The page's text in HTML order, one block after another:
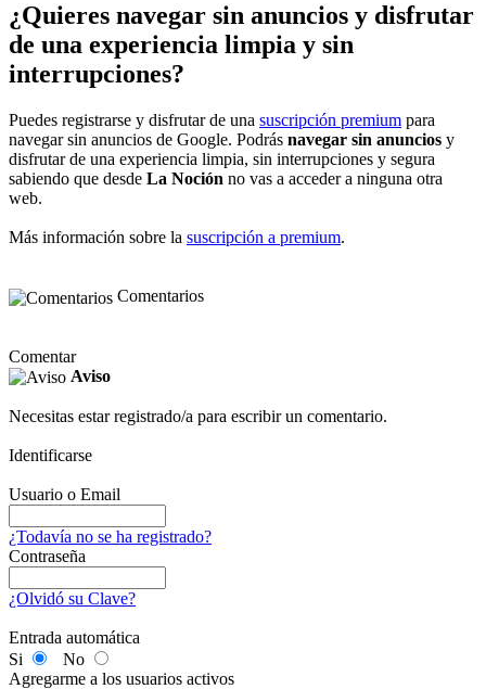
¿Quieres navegar sin anuncios y disfrutar
de una experiencia limpia y sin
interrupciones?
Puedes registrarse y disfrutar de una suscripción premium para
navegar sin anuncios de Google. Podrás navegar sin anuncios y
disfrutar de una experiencia limpia, sin interrupciones y segura
sabiendo que desde La Noción no vas a acceder a ninguna otra
web.
Más información sobre la suscripción a premium.
Comentarios
Comentar
Aviso
Necesitas estar registrado/a para escribir un comentario.
Identificarse
Usuario o Email
¿Todavía no se ha registrado?
Contraseña
¿Olvidó su Clave?
Entrada automática
Si
No
Agregarme a los usuarios activos